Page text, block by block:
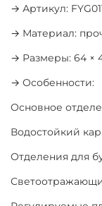
→ Артикул:
→ Материал:
→ Размеры: 64 ×
→ Особенности:
Основное
Водостойкий
Отделения для